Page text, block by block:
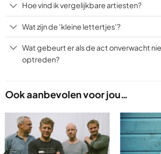
Ook aanbevolen voor jou…
Hoe vind ik vergelijkbare artiesten?
Wat zijn de 'kleine lettertjes'?
Wat gebeurt er als de act onverwacht
optreden?